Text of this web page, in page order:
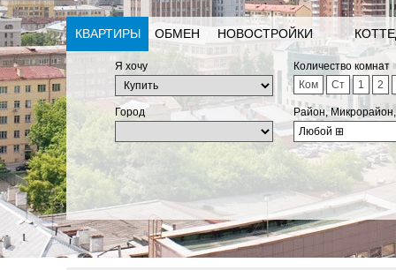
КВАРТИРЫ ОБМЕН НОВОСТРОЙКИ
Я хочу
Количество комнат
Ком
Ст 1 2
Город
Район,
Любой ⊞